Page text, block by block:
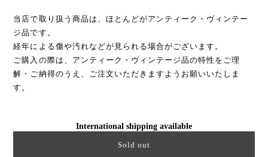
当店で取り扱う商品は、ほとんどがアンティーク・ヴィンテー
ジ品です。
経年による傷や汚れなどが見られる場合がございます。
ご購入の際は、アンティーク・ヴィンテージ品の特性をご理
解・ご納得のうえ、ご注文いただきますようお願いいたしま
す。
International shipping available
Sold out